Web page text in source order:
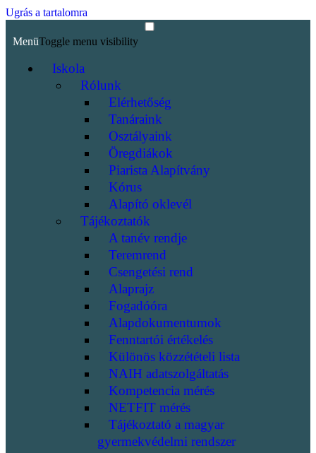
Ugrás a tartalomra
MenüToggle menu visibility
Iskola
Rólunk
Elérhetőség
Tanáraink
Osztályaink
Öregdiákok
Piarista Alapítvány
Kórus
Alapító oklevél
Tájékoztatók
A tanév rendje
Teremrend
Csengetési rend
Alaprajz
Fogadóóra
Alapdokumentumok
Fenntartói értékelés
Különös közzétételi lista
NAIH adatszolgáltatás
Kompetencia mérés
NETFIT mérés
Tájékoztató a magyar
gyermekvédelmi rendszer